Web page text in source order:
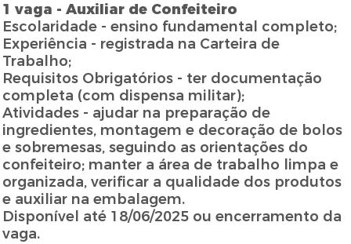
1 vaga - Auxiliar de Confeiteiro
Escolaridade - ensino fundamental completo;
Experiência - registrada na Carteira de
Trabalho;
Requisitos Obrigatórios - ter documentação
completa (com dispensa militar);
Atividades - ajudar na preparação de
ingredientes, montagem e decoração de bolos
e sobremesas, seguindo as orientações do
confeiteiro; manter a área de trabalho limpa e
organizada, verificar a qualidade dos produtos
e auxiliar na embalagem.
Disponível até 18/06/2025 ou encerramento da
vaga.